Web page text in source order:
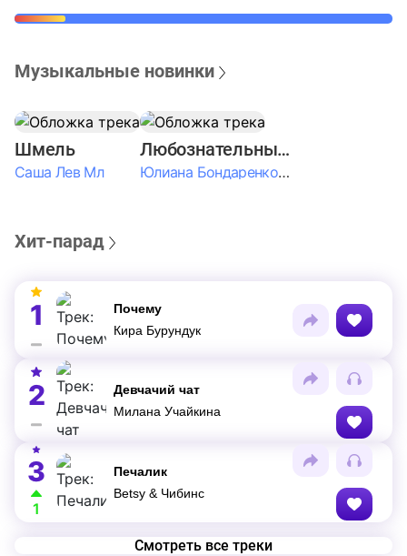
Музыкальные новинки
Шмель
Саша Лев Мл
Любознательные Дети
Юлиана Бондаренко & Амелия Колпакова & Егор Егоров & Валерия Шевченко & Ксюша Косичкина
Хит-парад
1
Почему
Кира Бурундук
2
Девчачий чат
Милана Учайкина
3
1
Печалик
Betsy & Чибинс
Смотреть все треки